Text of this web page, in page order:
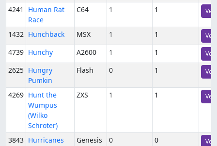
4241
Human Rat
Race
C64 1 1
1432 Hunchback MSX 1 1
4739 Hunchy A2600 1 1
2625 Hungry
Pumkin
Flash 0 1
4269 Hunt the
Wumpus
(Wilko
Schröter)
ZXS 1 1
3843 Hurricanes Genesis 0 0